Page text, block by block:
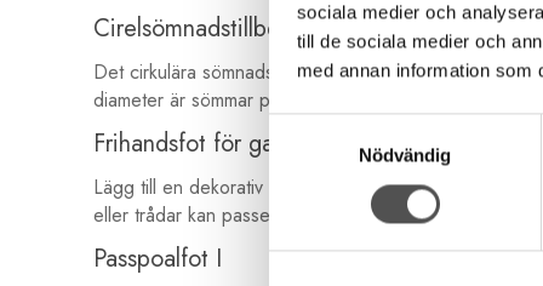
sociala medier och
till de sociala medier och
med annan information som
Nödvändig
Cirelsömnadstillbehör
Det cirkulära sömnadstillbehöret är det idealiska
diameter är sömmar perfekt med detta populära
Frihandsfot för garn och snören
Lägg till en dekorativ touch till dina quiltnings- och
eller trådar kan passera under pressarfoten. Två
Passpoalfot I